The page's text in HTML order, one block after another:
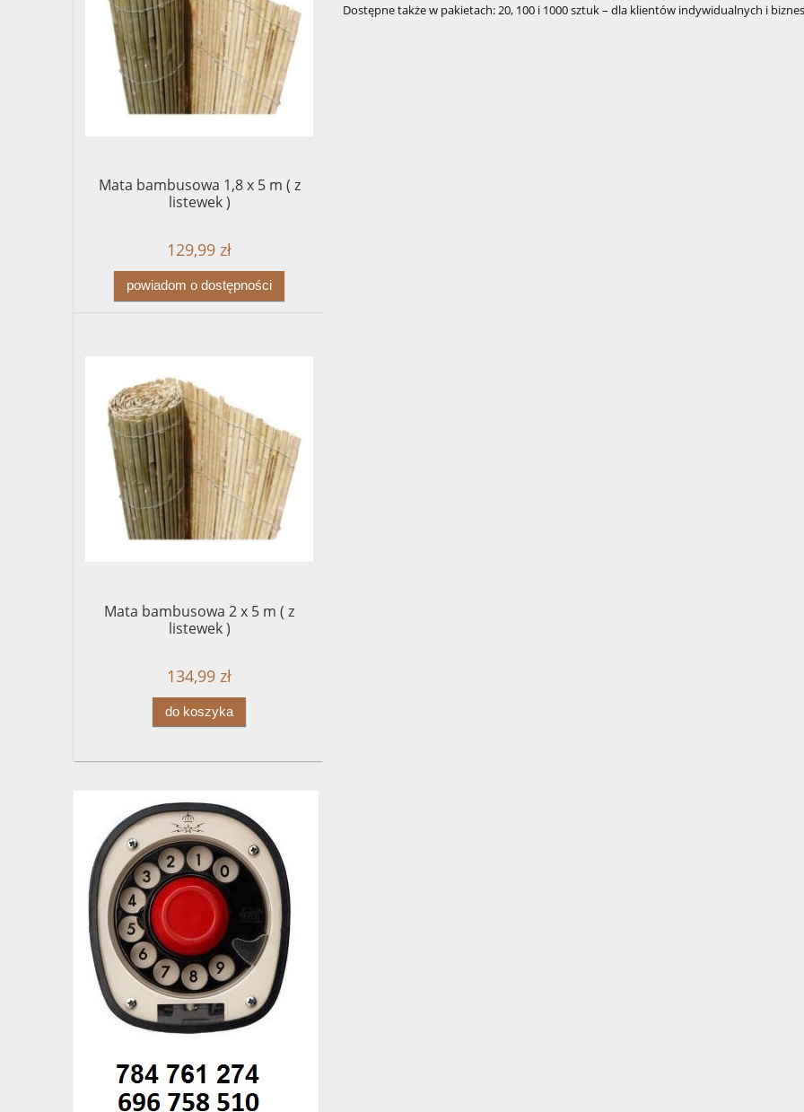
Mata bambusowa 1,8 x 5 m ( z
listewek )
129,99 zł
powiadom o dostępności
Mata bambusowa 2 x 5 m ( z
listewek )
134,99 zł
do koszyka
Dostępne także w pakietach: 20, 100 i 1000 sztuk – dla klientów indywidualnych i